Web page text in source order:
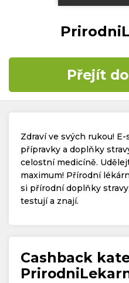
Časté dotazy
Kontakt
Copyright © 2019 -
Přejít
Zdraví ve svých rukou!
přípravky a doplňky
celostní medicíně.
maximum! Přírodní
si přírodní doplňky
testují a znají.
Cashback